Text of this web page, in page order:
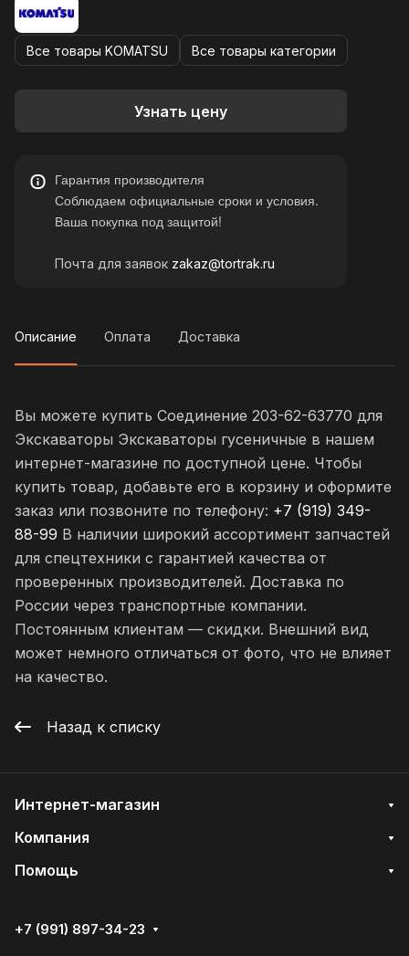
Все товары KOMATSU Все товары категории
Узнать цену
Гарантия производителя
Соблюдаем официальные сроки и условия.
Ваша покупка под защитой!
Почта для заявок zakaz@tortrak.ru
Описание Оплата Доставка
Вы можете купить Соединение 203-62-63770 для
Экскаваторы Экскаваторы гусеничные в нашем
интернет-магазине по доступной цене. Чтобы
купить товар, добавьте его в корзину и оформите
заказ или позвоните по телефону: +7 (919) 349-
88-99 В наличии широкий ассортимент запчастей
для спецтехники с гарантией качества от
проверенных производителей. Доставка по
России через транспортные компании.
Постоянным клиентам — скидки. Внешний вид
может немного отличаться от фото, что не влияет
на качество.
Назад к списку
Интернет-магазин
Компания
Помощь
+7 (991) 897-34-23